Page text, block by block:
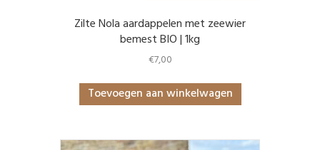
Zilte Nola aardappelen met zeewier
bemest BIO | 1kg
€7,00
Toevoegen aan winkelwagen